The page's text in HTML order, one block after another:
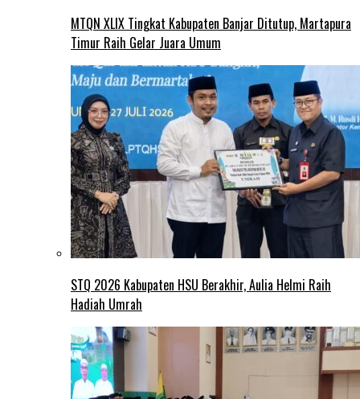
MTQN XLIX Tingkat Kabupaten Banjar Ditutup, Martapura
Timur Raih Gelar Juara Umum
STQ 2026 Kabupaten HSU Berakhir, Aulia Helmi Raih
Hadiah Umrah